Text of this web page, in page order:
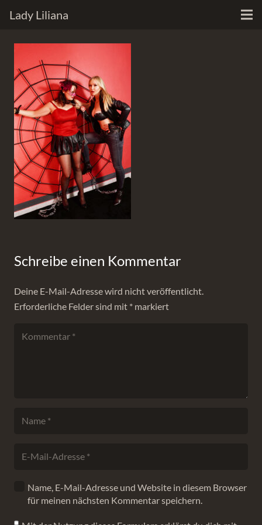
Lady Liliana
Schreibe einen Kommentar
Deine E-Mail-Adresse wird nicht veröffentlicht.
Erforderliche Felder sind mit * markiert
Name, E-Mail-Adresse und Website in diesem Browser
für meinen nächsten Kommentar speichern.